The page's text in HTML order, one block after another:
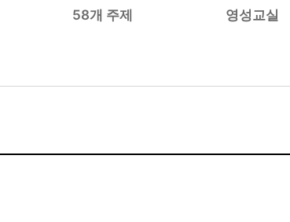
58개 주제 영성교실